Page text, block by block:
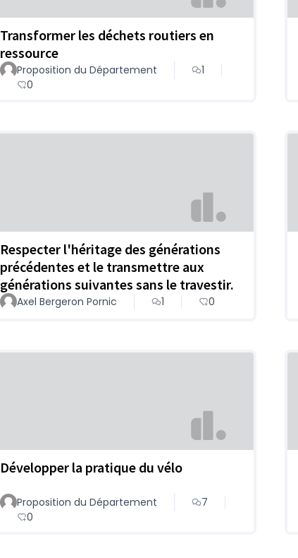
Transformer les déchets routiers en
ressource
Proposition du Département
1
0
Respecter l'héritage des générations
précédentes et le transmettre aux
générations suivantes sans le travestir.
Axel Bergeron Pornic 1 0
Développer la pratique du vélo
Proposition du Département
7
0